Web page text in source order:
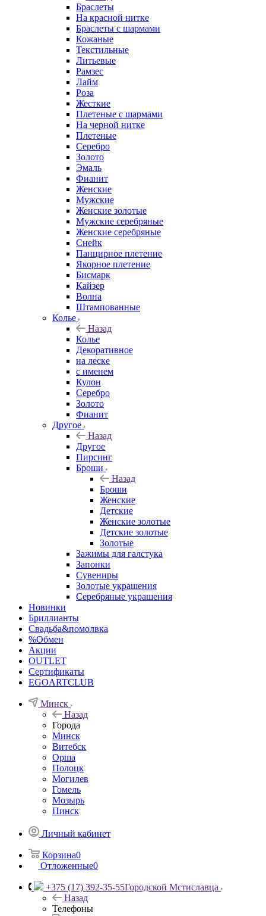
Браслеты
На красной нитке
Браслеты с шармами
Кожаные
Текстильные
Литьевые
Рамзес
Лайм
Роза
Жесткие
Плетеные с шармами
На черной нитке
Плетеные
Серебро
Золото
Эмаль
Фианит
Женские
Мужские
Женские золотые
Мужские серебряные
Женские серебряные
Снейк
Панцирное плетение
Якорное плетение
Бисмарк
Кайзер
Волна
Штампованные
Колье
Назад
Колье
Декоративное
на леске
с именем
Кулон
Серебро
Золото
Фианит
Другое
Назад
Другое
Пирсинг
Броши
Назад
Броши
Женские
Детские
Женские золотые
Детские золотые
Золотые
Зажимы для галстука
Запонки
Сувениры
Золотые украшения
Серебряные украшения
Новинки
Бриллианты
Свадьба&помолвка
%Обмен
Акции
OUTLET
Сертификаты
EGOARTCLUB
Минск
Назад
Города
Минск
Витебск
Орша
Полоцк
Могилев
Гомель
Мозырь
Пинск
Личный кабинет
Корзина0
Отложенные0
+375 (17) 392-35-55Городской Мстиславца
Назад
Телефоны